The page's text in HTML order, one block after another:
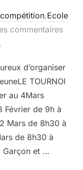
,Ecole
commentaires
d’organiser
TOURNOI
au 4Mars
Février de 9h à
Mars de 8h30 à
de 8h30 à
Garçon et …